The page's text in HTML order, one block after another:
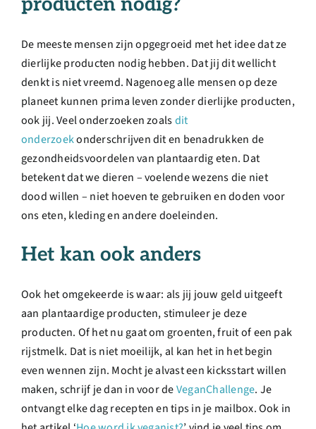
De meeste mensen zijn opgegroeid met het idee dat ze
dierlijke producten nodig hebben. Dat jij dit wellicht
denkt is niet vreemd. Nagenoeg alle mensen op deze
planeet kunnen prima leven zonder dierlijke producten,
ook jij. Veel onderzoeken zoalsdit
onderzoekonderschrijven dit en benadrukken de
gezondheidsvoordelen van plantaardig eten. Dat
betekent dat we dieren – voelende wezens die niet
dood willen – niet hoeven te gebruiken en doden voor
ons eten, kleding en andere doeleinden.
Het kan ook anders
Ook het omgekeerde is waar: als jij jouw geld uitgeeft
aan plantaardige producten, stimuleer je deze
producten. Of het nu gaat om groenten, fruit of een pak
rijstmelk. Dat is niet moeilijk, al kan het in het begin
even wennen zijn. Mocht je alvast een kicksstart willen
maken, schrijf je dan in voor deVeganChallenge. Je
ontvangt elke dag recepten en tips in je mailbox. Ook in